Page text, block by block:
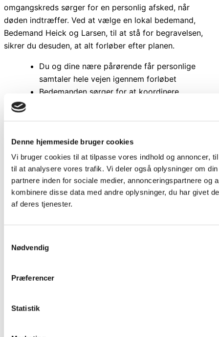
Denne hjemmeside bruger cookies
Vi bruger cookies til at tilpasse vores indhold og annoncer,
til at analysere vores trafik. Vi deler også oplysninger om
partnere inden for sociale medier, annonceringspartnere og
kombinere disse data med andre oplysninger, du har givet
af deres tjenester.
Nødvendig
Præferencer
Statistik
omgangskreds sørger for en personlig afsked, når
døden indtræffer. Ved at vælge en lokal bedemand,
Bedemand Heick og Larsen, til at stå for begravelsen,
sikrer du desuden, at alt forløber efter planen.
Du og dine nære pårørende får personlige
samtaler hele vejen igennem forløbet
Bedemanden sørger for at koordinere
Der sørges for at der laves en dødsannonce
hvis det ønskes. Den godkendes og bestilles
straks.
Bedemanden bestiller blomster. Regningen for
f.eks. blomster sendes direkte til de pårørende
fra blomsterhandleren
mindesammenkomsten efter begravelsen.
hvad der er bestilt, samt hvad der betales for.
tilføjelse, er det også noget vi gerne hjælper